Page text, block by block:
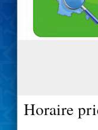
Horaire